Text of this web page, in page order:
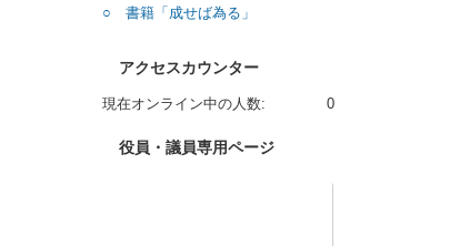
○ 書籍「成せば為る」
アクセスカウンター
0
現在オンライン中の人数:
役員・議員専用ページ